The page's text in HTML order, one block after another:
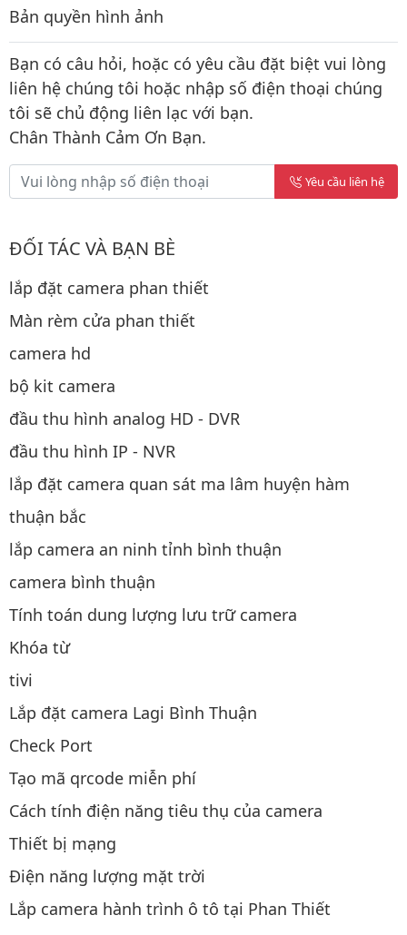
Bản quyền hình ảnh
Bạn có câu hỏi, hoặc có yêu cầu đặt biệt vui lòng
liên hệ chúng tôi hoặc nhập số điện thoại chúng
tôi sẽ chủ động liên lạc với bạn.
Chân Thành Cảm Ơn Bạn.
Yêu cầu liên hệ
ĐỐI TÁC VÀ BẠN BÈ
lắp đặt camera phan thiết
Màn rèm cửa phan thiết
camera hd
bộ kit camera
đầu thu hình analog HD - DVR
đầu thu hình IP - NVR
lắp đặt camera quan sát ma lâm huyện hàm
thuận bắc
lắp camera an ninh tỉnh bình thuận
camera bình thuận
Tính toán dung lượng lưu trữ camera
Khóa từ
tivi
Lắp đặt camera Lagi Bình Thuận
Check Port
Tạo mã qrcode miễn phí
Cách tính điện năng tiêu thụ của camera
Thiết bị mạng
Điện năng lượng mặt trời
Lắp camera hành trình ô tô tại Phan Thiết